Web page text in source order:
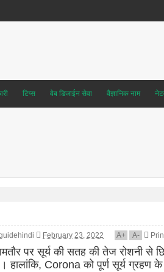
टिप्स वेब डिजाईन सेवा वैज्ञानिक नाम
February 23, 2022 A+ A-
पर सूर्य की सतह की तेज रोशनी से
Corona को पूर्ण सूर्य ग्रहण के